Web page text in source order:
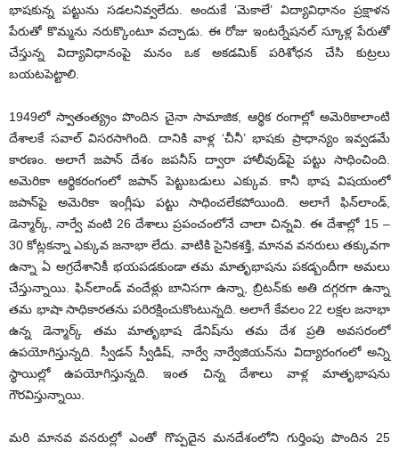
భాషకున్న పట్టును సడలనివ్వలేదు. అందుకే ‘మెకాలే’ విద్యావిధానం ప్రక్షాళన
పేరుతో కొమ్మను నరుక్కొంటూ వచ్చాడు. ఈ రోజు ఇంటర్నేషనల్ స్కూళ్ల పేరుతో
చేస్తున్న విద్యావిధానంపై మనం ఒక అకడమిక్ పరిశోధన చేసి కుట్రలు
బయటపెట్టాలి.
1949లో స్వాతంత్య్రం పొందిన చైనా సామాజిక, ఆర్థిక రంగాల్లో అమెరికాలాంటి
దేశాలకే సవాల్ విసరసాగింది. దానికి వాళ్ల ‘చీనీ’ భాషకు ప్రాధాన్యం ఇవ్వడమే
కారణం. అలాగే జపాన్ దేశం జపనీస్ ద్వారా హాలీవుడ్‌పై పట్టు సాధించింది.
అమెరికా ఆర్థికరంగంలో జపాన్ పెట్టుబడులు ఎక్కువ. కానీ భాష విషయంలో
జపాన్‌పై అమెరికా ఇంగ్లీషు పట్టు సాధించలేకపోయింది. అలాగే ఫిన్‌లాండ్,
డెన్మార్క్, నార్వే వంటి 26 దేశాలు ప్రపంచంలోనే చాలా చిన్నవి. ఈ దేశాల్లో 15 –
30 కోట్లకన్నా ఎక్కువ జనాభా లేదు. వాటికి సైనికశక్తి, మానవ వనరులు తక్కువగా
ఉన్నా ఏ అగ్రదేశానికీ భయపడకుండా తమ మాతృభాషను పకడ్బందీగా అమలు
చేస్తున్నాయి. ఫిన్‌లాండ్ వందేళ్లు బానిసగా ఉన్నా, బ్రిటన్‌కు అతి దగ్గరగా ఉన్నా
తమ భాషా సాధికారతను పరిరక్షించుకొంటున్నది. అలాగే కేవలం 22 లక్షల జనాభా
ఉన్న డెన్మార్క్ తమ మాతృభాష డేనిష్‌ను తమ దేశ ప్రతి అవసరంలో
ఉపయోగిస్తున్నది. స్వీడన్ స్వీడిష్, నార్వే నార్వేజియన్‌ను విద్యారంగంలో అన్ని
స్థాయిల్లో ఉపయోగిస్తున్నది. ఇంత చిన్న దేశాలు వాళ్ల మాతృభాషను
గౌరవిస్తున్నాయి.
మరి మానవ వనరుల్లో ఎంతో గొప్పదైన మనదేశంలోని గుర్తింపు పొందిన 25